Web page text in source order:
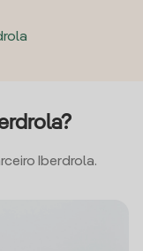
Iberdrola.